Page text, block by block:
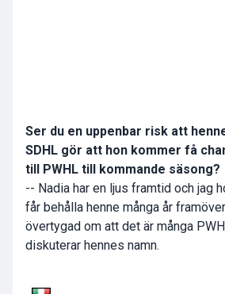
Ser du en uppenbar risk att
SDHL gör att hon kommer få
till PWHL till kommande säsong?
-- Nadia har en ljus framtid och jag
får behålla henne många år
övertygad om att det är många
diskuterar hennes namn.